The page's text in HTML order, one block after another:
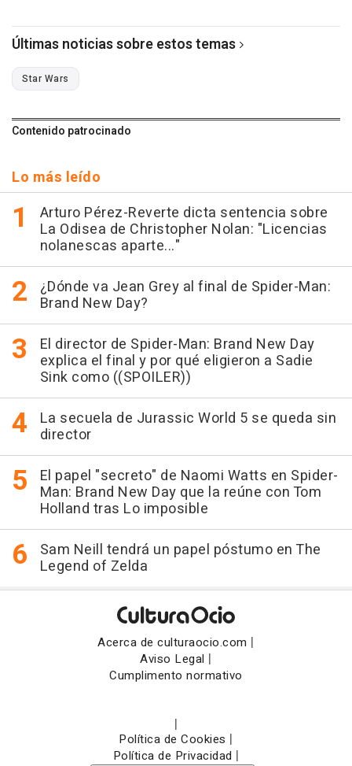
Últimas noticias sobre estos temas
Star Wars
Contenido patrocinado
Lo más leído
Arturo Pérez-Reverte dicta sentencia sobre
La Odisea de Christopher Nolan: "Licencias
nolanescas aparte..."
¿Dónde va Jean Grey al final de Spider-Man:
Brand New Day?
El director de Spider-Man: Brand New Day
explica el final y por qué eligieron a Sadie
Sink como ((SPOILER))
La secuela de Jurassic World 5 se queda sin
director
El papel "secreto" de Naomi Watts en Spider-
Man: Brand New Day que la reúne con Tom
Holland tras Lo imposible
Sam Neill tendrá un papel póstumo en The
Legend of Zelda
Acerca de culturaocio.com |
Aviso Legal |
Cumplimento normativo
|
Política de Cookies |
Política de Privacidad |